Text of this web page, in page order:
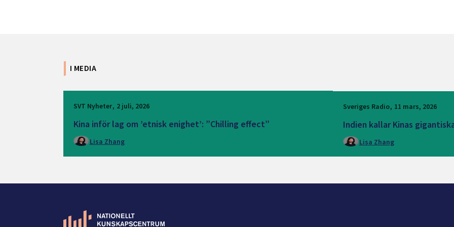
I MEDIA
SVT Nyheter 2 juli, 2026
Kina inför lag om ’etnisk enighet’: ”Chilling effect”
Lisa Zhang
Sveriges Radio 11 mars, 2026
Indien kallar Kinas
Lisa Zhang